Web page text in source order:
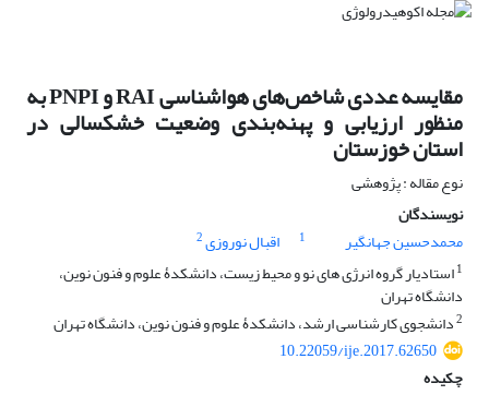
مقایسه عددی شاخص‌های هواشناسی RAI و PNPI به
منظور ارزیابی و پهنه‌بندی وضعیت خشکسالی در
استان خوزستان
نوع مقاله : پژوهشی
نویسندگان
محمدحسین جهانگیر
1 اقبال نوروزی2
1استادیار گروه انرژی‏ های نو و محیط زیست، دانشکدۀ علوم و فنون نوین،
دانشگاه تهران
2دانشجوی کارشناسی ارشد، دانشکدۀ علوم و فنون نوین، دانشگاه تهران
10.22059/ije.2017.62650
چکیده